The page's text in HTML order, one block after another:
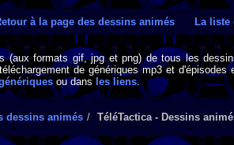
à la page des dessins animés La liste
(aux formats gif, jpg et png) de tous les
de génériques mp3 et
ou dans les liens .
dessins animés TéléTactica - Dessins